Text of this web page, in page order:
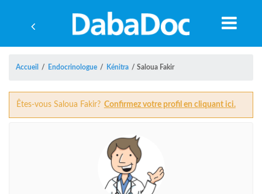
Accueil / Endocrinologue / Kénitra / Saloua Fakir
Êtes-vous Saloua Fakir? Confirmez votre profil en cliquant ici.